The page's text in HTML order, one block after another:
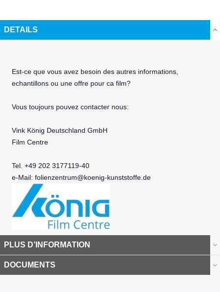
DETAILS
Est-ce que vous avez besoin des autres informations,
echantillons ou une offre pour ca film?
Vous toujours pouvez contacter nous:
Vink König Deutschland GmbH
Film Centre
Tel. +49 202 3177119-40
e-Mail: folienzentrum@koenig-kunststoffe.de
PLUS D’INFORMATION
DOCUMENTS